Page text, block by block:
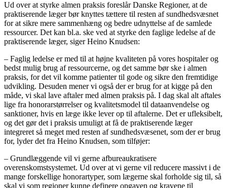
Ud over at styrke almen praksis foreslår Danske Regioner, at de
praktiserende læger bør knyttes tættere til resten af sundhedsvæsnet
for at sikre mere sammenhæng og bedre udnyttelse af de samlede
ressourcer. Det kan bl.a. ske ved at styrke den faglige ledelse af de
praktiserende læger, siger Heino Knudsen:
– Faglig ledelse er med til at højne kvaliteten på vores hospitaler og
bedst mulig brug af ressourcerne, og det samme bør ske i almen
praksis, for det vil komme patienter til gode og sikre den fremtidige
udvikling. Desuden mener vi også der er brug for at kigge på den
måde, vi skal lave aftaler med almen praksis på. I dag skal alt aftales
lige fra honorarstørrelser og kvalitetsmodel til dataanvendelse og
sanktioner, hvis en læge ikke lever op til aftalerne. Det er ufleksibelt,
og det gør det i praksis umuligt at få de praktiserende læger
integreret så meget med resten af sundhedsvæsenet, som der er brug
for, lyder det fra Heino Knudsen, som tilføjer:
– Grundlæggende vil vi gerne afbureaukratisere
overenskomstsystemet. Ud over at vi gerne vil reducere massivt i de
mange forskellige honorartyper, som lægerne skal forholde sig til, så
skal vi som regioner kunne definere opgaven og kravene til